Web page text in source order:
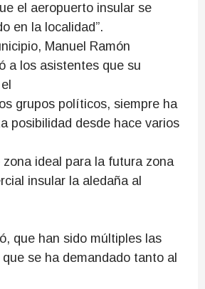
el aeropuerto insular se
en la localidad”.
Manuel Ramón
a los asistentes que su
grupos políticos, siempre ha
posibilidad desde hace varios
ideal para la futura zona
insular la aledaña al
que han sido múltiples las
se ha demandado tanto al